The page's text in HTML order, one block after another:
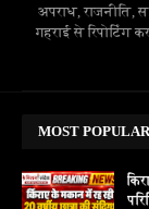
अपराध, राजनीति,
गहराई से रिपोर्टिंग
MOST POPULAR